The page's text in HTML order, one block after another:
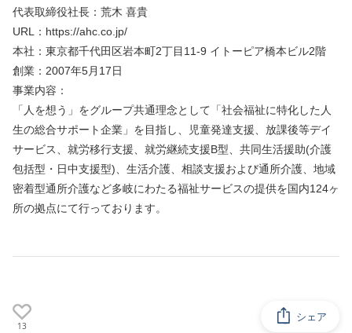
代表取締役社長：荒木 喜貴
URL：https://ahc.co.jp/
本社：東京都千代田区岩本町2丁目11‐9 イトーピア橋本ビル2階
創業：2007年5月17日
事業内容：
「人を想う」をグループ共通理念として「社会福祉に特化した人
生の総合サポート企業」を目指し、児童発達支援、放課後等デイ
サービス、就労移行支援、就労継続支援B型、共同生活援助(介護
包括型・日中支援型)、生活介護、相談支援および通所介護、地域
密着型通所介護など多岐にわたる福祉サービスの提供を国内124ヶ
所の拠点にて行っております。
13
シェア